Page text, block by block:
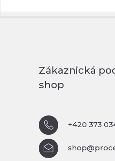
Zákaznická
shop
+420 373